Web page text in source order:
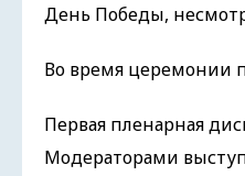
День Победы,
Во время церемонии
Первая пленарная
Модераторами